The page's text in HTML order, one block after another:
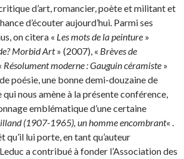
d’art, romancier, poète et militant et
d’écouter aujourd’hui. Parmi ses
on citera « Les mots de la peinture »
Morbid Art» (2007), « Brèves de
Résolument moderne : Gauguin céramiste »
poésie, une bonne demi-douzaine de
nous amène à la présente conférence,
emblématique d’une certaine
(1907-1965), un homme encombrant« .
qu’il lui porte, en tant qu’auteur
a contribué à fonder l’Association des